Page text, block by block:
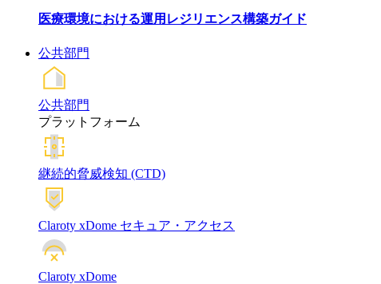
医療環境における運用レジリエンス構築ガイド
公共部門
公共部門
プラットフォーム
継続的脅威検知 (CTD)
Claroty xDome セキュア・アクセス
Claroty xDome